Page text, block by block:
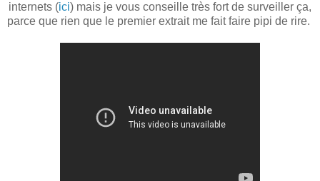
internets (ici) mais je vous conseille très fort de surveiller ça,
parce que rien que le premier extrait me fait faire pipi de rire.